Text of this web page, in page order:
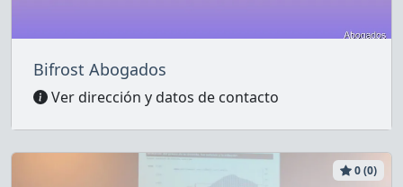
Bifrost Abogados
Ver dirección y datos de contacto
0 (0)